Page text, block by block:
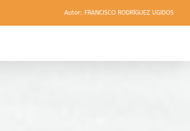
Autor: FRANCISCO RODRÍGUEZ UGIDOS